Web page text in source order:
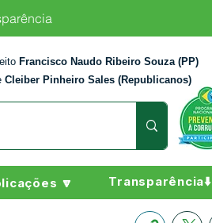
Francisco Naudo Ribeiro Souza (PP)
Cleiber Pinheiro Sales (Republicanos)
🔽 Transparência⬇️